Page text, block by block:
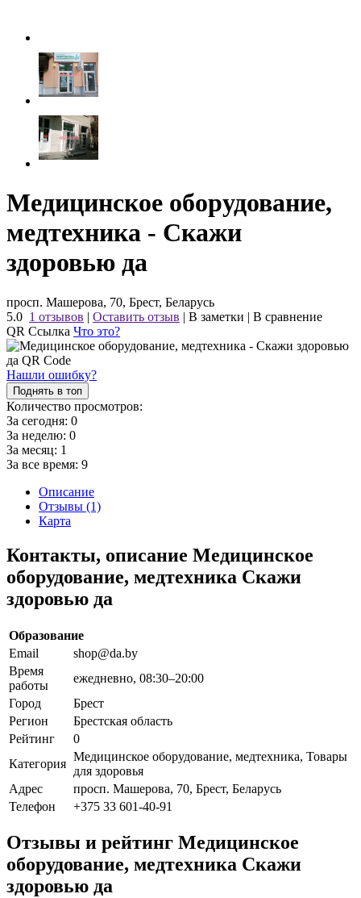
Медицинское оборудование,
медтехника - Скажи
здоровью да
просп. Машерова, 70, Брест, Беларусь
5.0 1 отзывов | Оставить отзыв | В заметки | В сравнение
QR Ссылка Что это?
Нашли ошибку?
Поднять в топ
Количество просмотров:
За сегодня: 0
За неделю: 0
За месяц: 1
За все время: 9
Описание
Отзывы (1)
Карта
Контакты, описание Медицинское
оборудование, медтехника Скажи
здоровью да
Образование
Email
shop@da.by
Время
работы
ежедневно, 08:30–20:00
Город
Брест
Регион
Брестская область
Рейтинг
0
Категория
Медицинское оборудование, медтехника, Товары
для здоровья
Адрес
просп. Машерова, 70, Брест, Беларусь
Телефон
+375 33 601-40-91
Отзывы и рейтинг Медицинское
оборудование, медтехника Скажи
здоровью да